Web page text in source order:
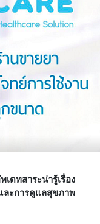
ดทสาระน่ารู้เรื่อง
ละการดูแลสุขภาพ